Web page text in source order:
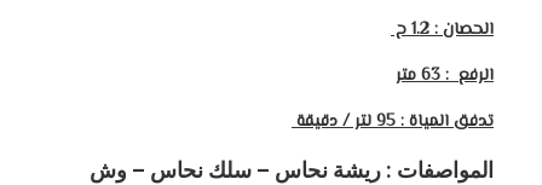
الحصان : 1.2 ح
الرفع : 63
متر
تدفق المياة : 95 لتر / دقيقة
المواصفات : ريشة نحاس – سلك نحاس – وش